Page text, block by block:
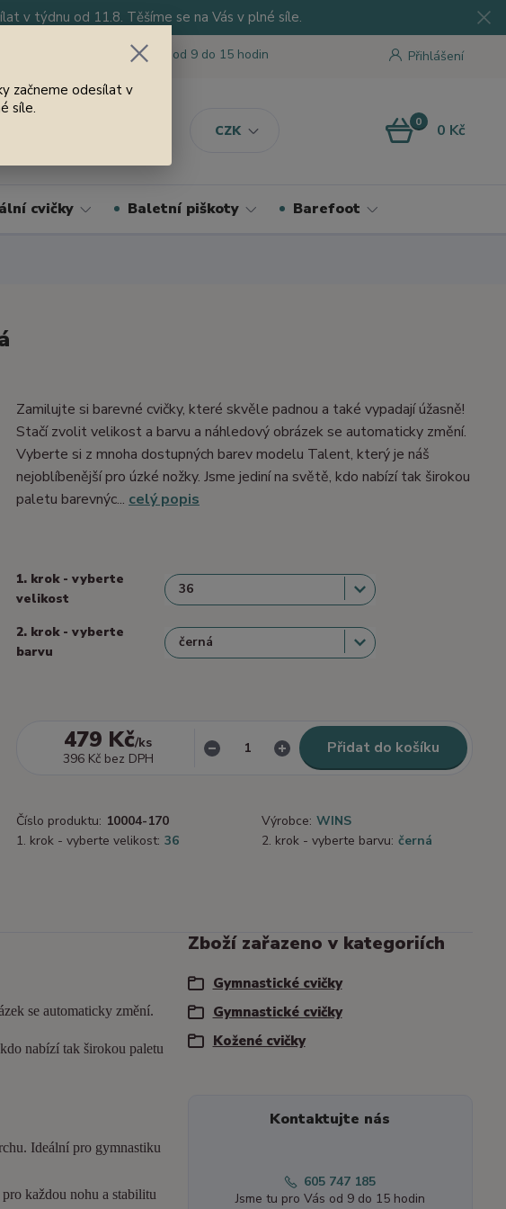
v týdnu od 11.8. Těšíme se na Vás v plné síle.
CZK
Přihlášení
Jsme tu pro Vás od 9 do 15 hodin
0 0 Kč
cvičky Baletní piškoty Barefoot
Zamilujte si barevné cvičky, které skvěle padnou a také vypadají úžasně!
Stačí zvolit velikost a barvu a náhledový obrázek se automaticky změní.
Vyberte si z mnoha dostupných barev modelu Talent, který je náš
nejoblíbenější pro úzké nožky. Jsme jediní na světě, kdo nabízí tak širokou
paletu barevnýc... celý popis
1. krok - vyberte
velikost
2. krok - vyberte
barvu
479 Kč/ks
396 Kč bez DPH
Přidat do košíku
Číslo produktu: 10004-170 Výrobce: WINS
1. krok - vyberte velikost: 36 2. krok - vyberte barvu: černá
se automaticky změní.
nabízí tak širokou paletu
Ideální pro gymnastiku
každou nohu a stabilitu
Zboží zařazeno v kategoriích
Gymnastické cvičky
Gymnastické cvičky
Kožené cvičky
Kontaktujte nás
605 747 185
Jsme tu pro Vás od 9 do 15 hodin
začneme odesílat v
síle.